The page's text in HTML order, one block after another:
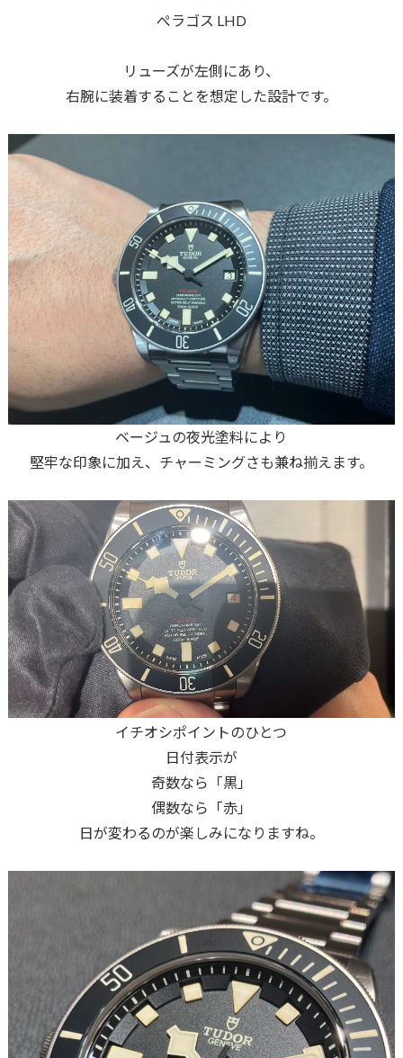
ぺラゴス LHD
リューズが左側にあり、
右腕に装着することを想定した設計です。
ベージュの夜光塗料により
堅牢な印象に加え、チャーミングさも兼ね揃えます。
イチオシポイントのひとつ
日付表示が
奇数なら「黒」
偶数なら「赤」
日が変わるのが楽しみになりますね。